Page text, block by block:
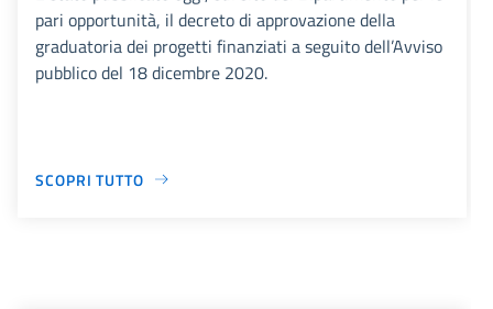
pari opportunità, il decreto di approvazione della
graduatoria dei progetti finanziati a seguito dell’Avviso
pubblico del 18 dicembre 2020.
SCOPRI TUTTO